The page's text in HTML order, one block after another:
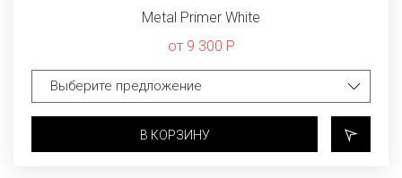
Metal Primer White
от 9 300 Р
В КОРЗИНУ